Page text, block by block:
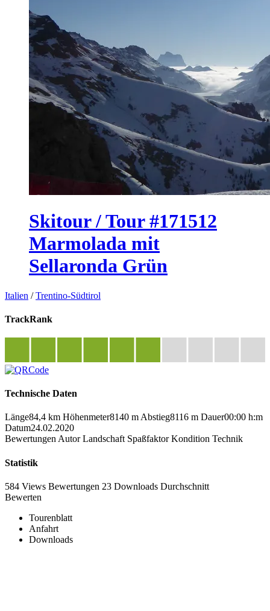
Skitour / Tour #171512
Marmolada mit
Sellaronda Grün
Italien /Trentino-Südtirol
TrackRank
Technische Daten
Länge84,4 km Höhenmeter8140 m Abstieg8116 m Dauer00:00 h:m
Datum24.02.2020
Bewertungen Autor Landschaft Spaßfaktor Kondition Technik
Statistik
584 Views Bewertungen 23 Downloads Durchschnitt
Bewerten
Tourenblatt
Anfahrt
Downloads